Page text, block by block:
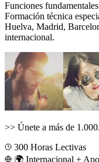
Funciones
Formación técnica
Huelva, Madrid,
internacional.
>> Únete a más de
300 Horas Lectivas
🌍 Internacional +